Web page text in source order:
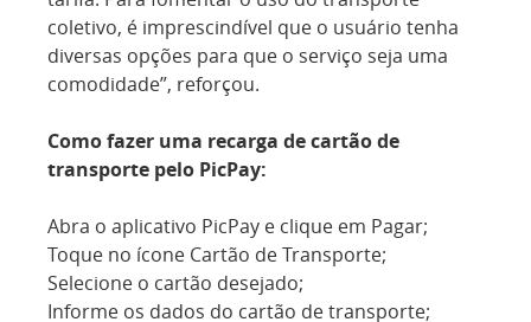
coletivo, é imprescindível que o usuário tenha
diversas opções para que o serviço seja uma
comodidade”, reforçou.
Como fazer uma recarga de cartão de
transporte pelo PicPay:
Abra o aplicativo PicPay e clique em Pagar;
Toque no ícone Cartão de Transporte;
Selecione o cartão desejado;
Informe os dados do cartão de transporte;